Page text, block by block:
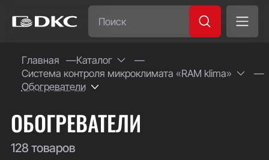
Главная
Каталог
Система контроля микроклимата «RAM klima»
Обогреватели
ОБОГРЕВАТЕЛИ
128 товаров
Часто ищут:
Специсполнение